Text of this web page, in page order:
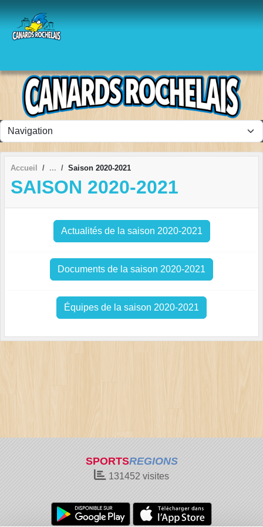
Accueil Saison 2020-2021
SAISON 2020-2021
Actualités de la saison 2020-2021
Documents de la saison 2020-2021
Équipes de la saison 2020-2021
SPORTSREGIONS
131452 visites